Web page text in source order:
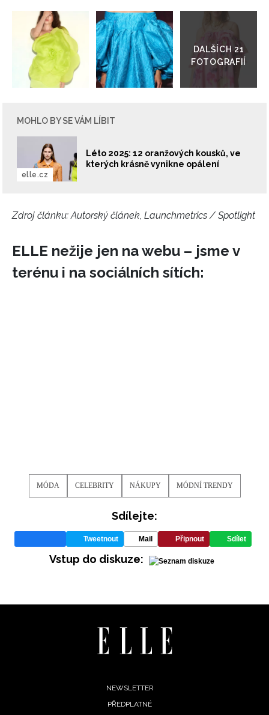
galerie
MOHLO BY SE VÁM LÍBIT
Léto 2025: 12 oranžových kousků, ve
kterých krásně vynikne opálení
elle.cz
Zdroj článku: Autorský článek, Launchmetrics / Spotlight
ELLE nežije jen na webu – jsme v
terénu i na sociálních sítích:
MÓDA CELEBRITY NÁKUPY MÓDNÍ TRENDY
Sdílejte:
Tweetnout Mail Připnout Sdílet
Vstup do diskuze:
NEWSLETTER
PŘEDPLATNÉ